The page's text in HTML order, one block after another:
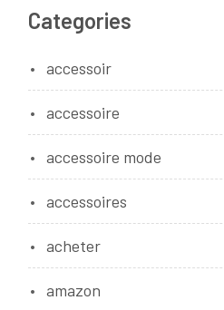
Categories
accessoir
accessoire
accessoire mode
accessoires
acheter
amazon